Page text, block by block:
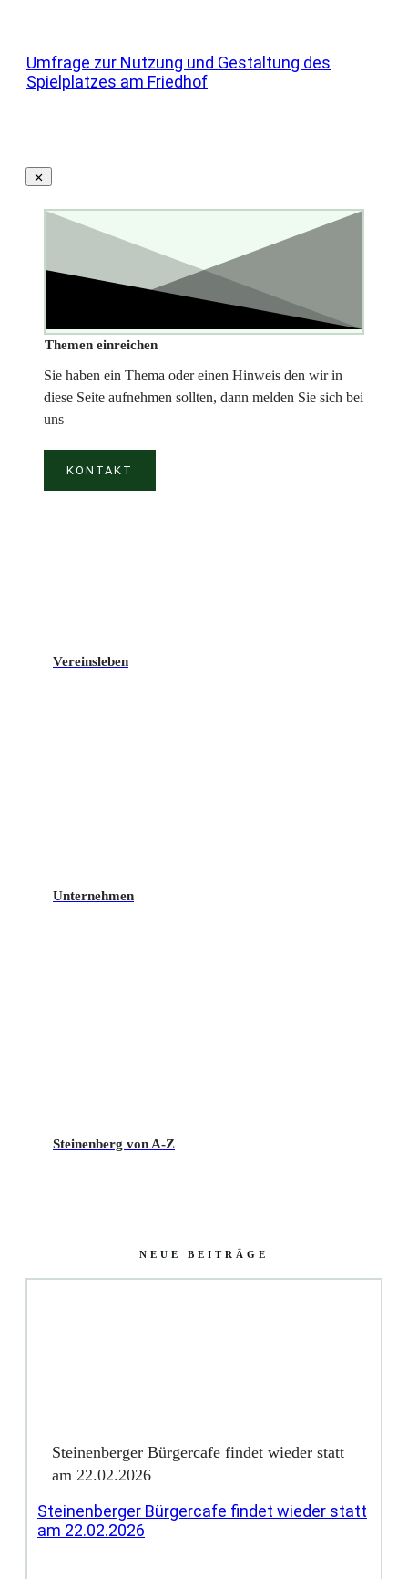
Umfrage zur Nutzung und Gestaltung des
Spielplatzes am Friedhof
Themen einreichen
Sie haben ein Thema oder einen Hinweis den wir in
diese Seite aufnehmen sollten, dann melden Sie sich bei
uns
KONTAKT
Vereinsleben
Unternehmen
Steinenberg von A-Z
NEUE BEITRÄGE
Steinenberger Bürgercafe findet wieder statt
am 22.02.2026
Steinenberger Bürgercafe findet wieder statt
am 22.02.2026